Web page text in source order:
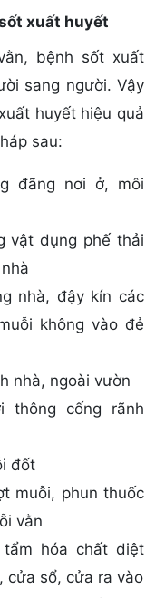
xuất huyết
bệnh sốt xuất
sang người. Vậy
huyết hiệu quả
sau:
đãng nơi ở, môi
vật dụng phế thải
nhà, đậy kín các
không vào đẻ
nhà, ngoài vườn
thông cống rãnh
đốt
muỗi, phun thuốc
vằn
hóa chất diệt
cửa sổ, cửa ra vào